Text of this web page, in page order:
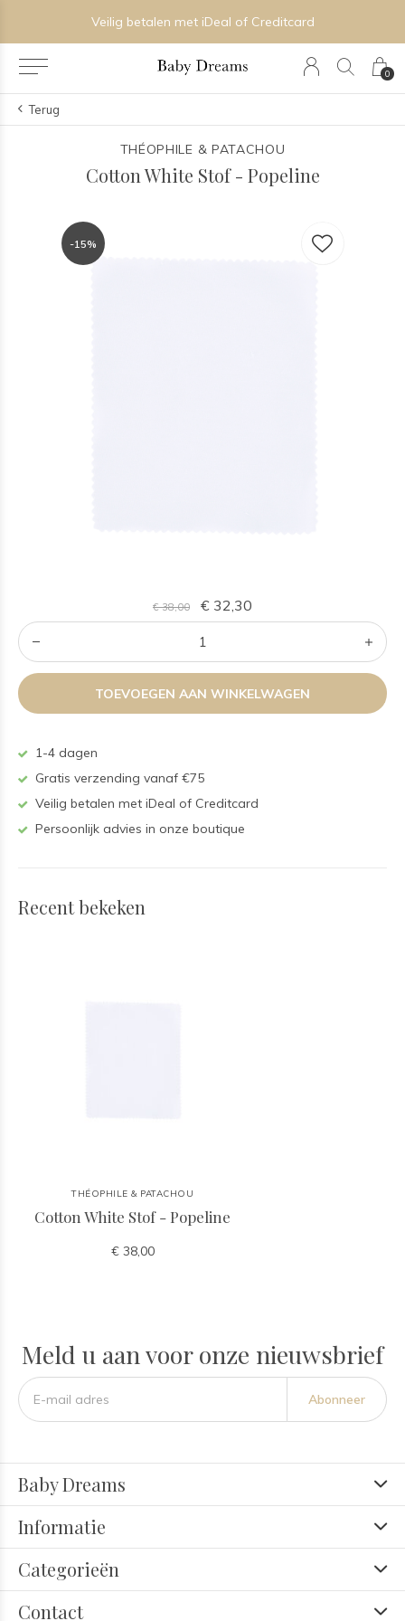
0
Veilig betalen met iDeal of Creditcard
Terug
THÉOPHILE & PATACHOU
Cotton White Stof - Popeline
-15%
€ 38,00 € 32,30
TOEVOEGEN AAN WINKELWAGEN
1-4 dagen
Gratis verzending vanaf €75
Veilig betalen met iDeal of Creditcard
Persoonlijk advies in onze boutique
Recent bekeken
THÉOPHILE & PATACHOU
Cotton White Stof - Popeline
€ 38,00
Meld u aan voor onze nieuwsbrief
Abonneer
Baby Dreams
Informatie
Categorieën
Contact